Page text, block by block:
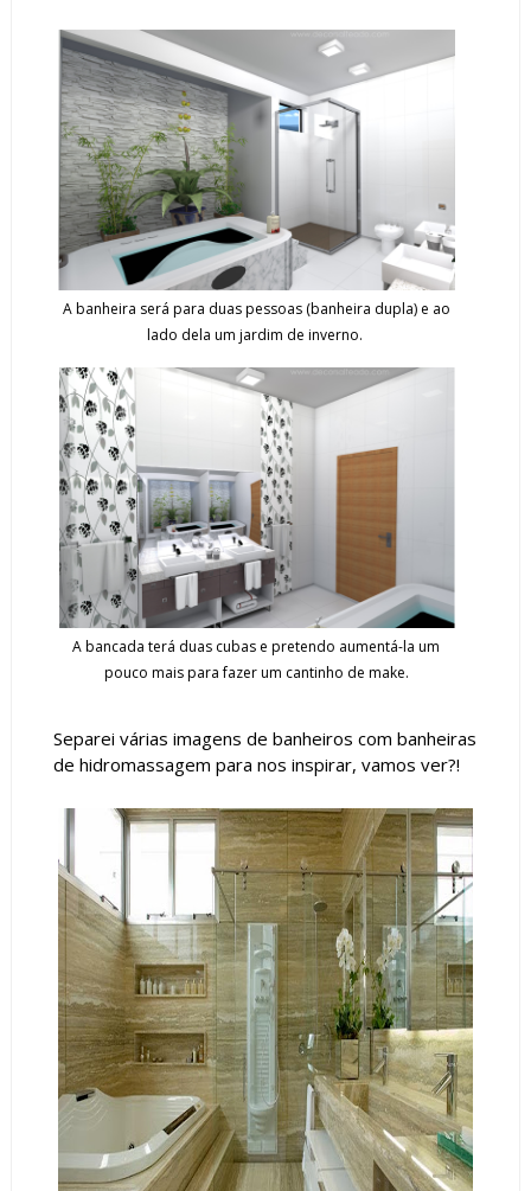
A banheira será para duas pessoas (banheira dupla) e ao
lado dela um jardim de inverno.
A bancada terá duas cubas e pretendo aumentá-la um
pouco mais para fazer um cantinho de make.
Separei várias imagens de banheiros com banheiras
de hidromassagem para nos inspirar, vamos ver?!